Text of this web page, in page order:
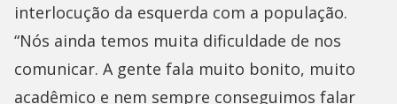
interlocução da esquerda com a população.
“Nós ainda temos muita dificuldade de nos
comunicar. A gente fala muito bonito, muito
acadêmico e nem sempre conseguimos falar